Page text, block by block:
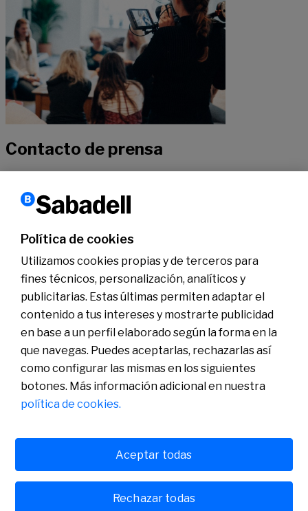
Contacto de prensa
Si quieres recibir más información sobre nuestra actualidad, no
dudes en contactar con nuestros especialistas.
Conócenos
Sala de Prensa
Actualidad
Nos entendemos
Plan de Pensiones de Empleo de Banco Sabadell
Política de cookies
Utilizamos cookies propias y de terceros para
fines técnicos, personalización, analíticos y
publicitarias. Estas últimas permiten adaptar el
contenido a tus intereses y mostrarte publicidad
en base a un perfil elaborado según la forma en la
que navegas. Puedes aceptarlas, rechazarlas así
como configurar las mismas en los siguientes
botones. Más información adicional en nuestra
política de cookies.
Rechazar todas
Aceptar todas